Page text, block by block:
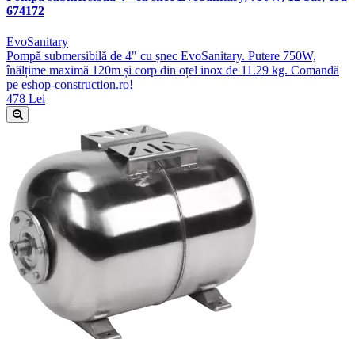
674172
EvoSanitary
Pompă submersibilă de 4" cu șnec EvoSanitary. Putere 750W,
înălțime maximă 120m și corp din oțel inox de 11.29 kg. Comandă
pe eshop-construction.ro!
478 Lei